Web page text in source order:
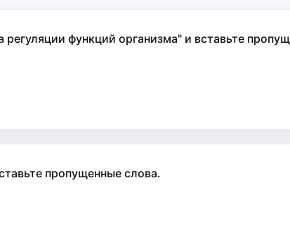
функций организма" и вставьте
пропущенные слова.